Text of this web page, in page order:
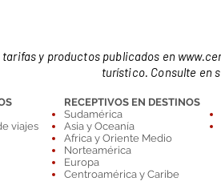
tarifas y productos publicados en
turístico. Consulte en
viajes
RECEPTIVOS EN DESTINOS
Sudamérica
Asia y Oceanía
Africa y Oriente Medio
Norteamérica
Europa
Centroamérica y Caribe